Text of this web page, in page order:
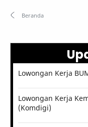
Lowongan Kerja
Lowongan Kerja
(Komdigi)